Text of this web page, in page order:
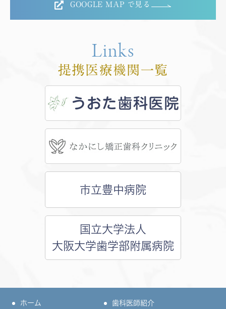
GOOGLE MAP で見る
Links
提携医療機関一覧
市立豊中病院
国立大学法人
大阪大学歯学部附属病院
ホーム
歯科医師紹介